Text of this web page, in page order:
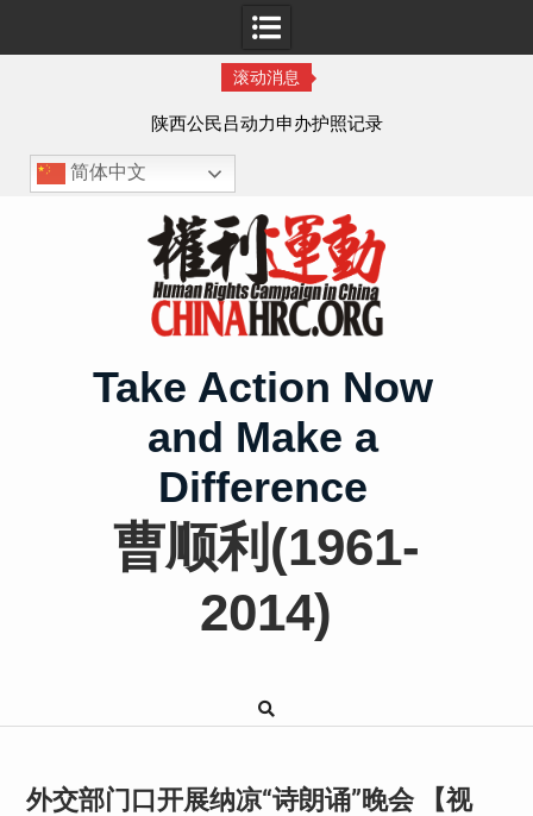
滚动消息
陕西公民吕动力申办护照记录
简体中文
Take Action Now
and Make a
Difference
曹顺利(1961-
2014)
外交部门口开展纳凉“诗朗诵”晚会 【视